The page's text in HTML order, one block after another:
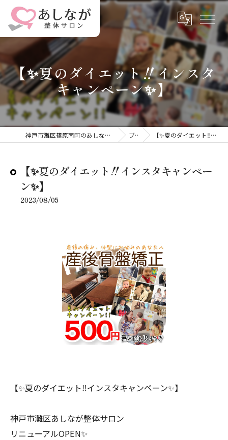
【✨夏のダイエット‼︎インスタ
キャンペーン✨】
神戸市灘区篠原南町のあしなが整体サロンは身体の中から整える ブログ 【✨夏のダイエット‼︎インスタキャンペーン✨】
【✨夏のダイエット‼︎インスタキャンペー
ン✨】
2023/08/05
【✨夏のダイエット‼︎インスタキャンペーン✨】
神戸市灘区あしなが整体サロン
リニューアルOPEN✨